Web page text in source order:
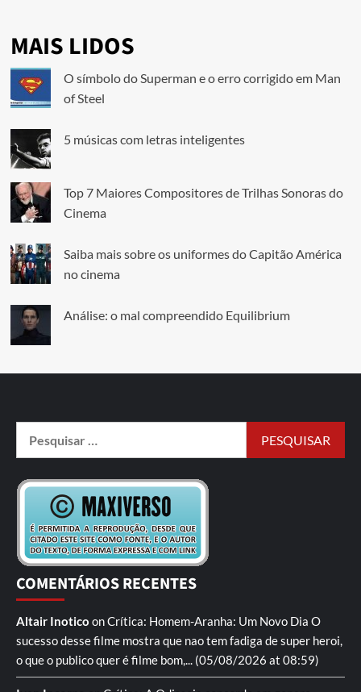
MAIS LIDOS
O símbolo do Superman e o erro corrigido em Man
of Steel
5 músicas com letras inteligentes
Top 7 Maiores Compositores de Trilhas Sonoras do
Cinema
Saiba mais sobre os uniformes do Capitão América
no cinema
Análise: o mal compreendido Equilibrium
COMENTÁRIOS RECENTES
Altair Inotico onCrítica: Homem-Aranha: Um Novo Dia O
sucesso desse filme mostra que nao tem fadiga de super heroi,
o que o publico quer é filme bom,... (05/08/2026 at 08:59)